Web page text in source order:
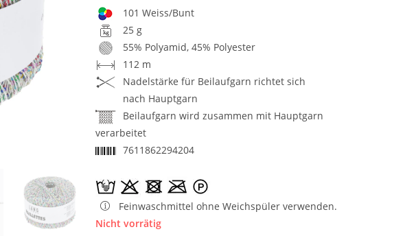
101 Weiss/Bunt
25 g
55% Polyamid, 45% Polyester
112 m
Nadelstärke für Beilaufgarn richtet sich
nach Hauptgarn
Beilaufgarn wird zusammen mit Hauptgarn
verarbeitet
7611862294204
Feinwaschmittel ohne Weichspüler verwenden.
Nicht vorrätig